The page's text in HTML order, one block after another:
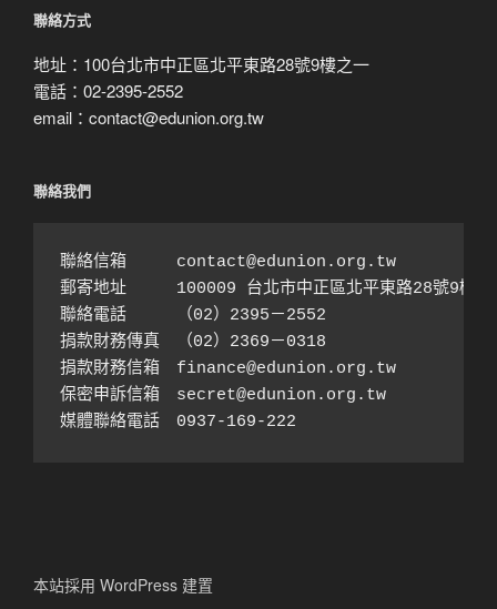
聯絡方式
地址：100台北市中正區北平東路28號9樓之一
電話：02-2395-2552
email：contact@edunion.org.tw
聯絡我們
聯絡信箱　　　contact@edunion.org.tw
郵寄地址　　　100009 台北市中正區北平東路28號9樓之
聯絡電話　　　（02）2395－2552
捐款財務傳真　（02）2369－0318
捐款財務信箱　finance@edunion.org.tw
保密申訴信箱　secret@edunion.org.tw
媒體聯絡電話　0937-169-222
本站採用 WordPress 建置